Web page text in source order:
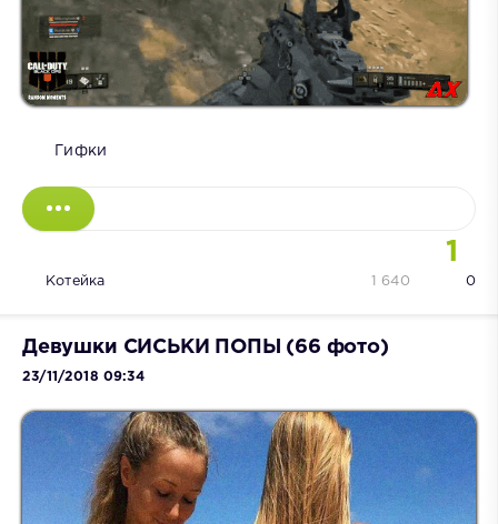
Гифки
1
Котейка 0
1 640
Девушки СИСЬКИ ПОПЫ (66 фото)
23/11/2018 09:34